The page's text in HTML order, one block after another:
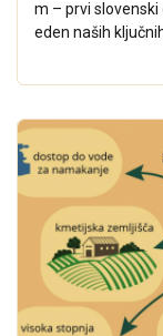
m – prvi slovenski
eden naših ključnih